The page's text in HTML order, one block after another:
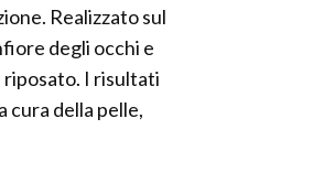
Realizzato sul
degli occhi e
riposato. I risultati
cura della pelle,